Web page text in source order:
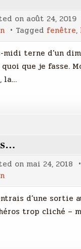
on août 24, 2019
Tagged fenêtre,
midi terne d’un
que je fasse.
la…
on mai 24, 2018
d’une sortie
trop cliché –